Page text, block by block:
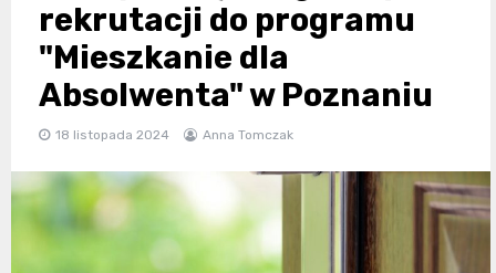
rekrutacji do programu
"Mieszkanie dla
Absolwenta" w Poznaniu
18 listopada 2024 Anna Tomczak